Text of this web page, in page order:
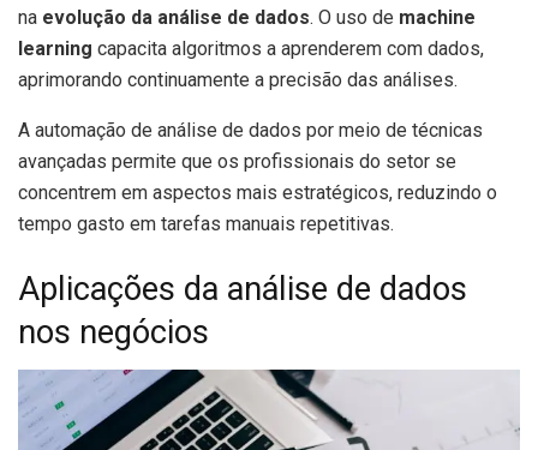
na evolução da análise de dados. O uso de machine
learning capacita algoritmos a aprenderem com dados,
aprimorando continuamente a precisão das análises.
A automação de análise de dados por meio de técnicas
avançadas permite que os profissionais do setor se
concentrem em aspectos mais estratégicos, reduzindo o
tempo gasto em tarefas manuais repetitivas.
Aplicações da análise de dados
nos negócios